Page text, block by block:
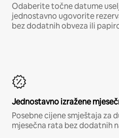
Odaberite točne datume
jednostavno ugovorite
bez dodatnih obveza ili
Jednostavno izražene
Posebne cijene smještaja za
mjesečna rata bez dodatnih